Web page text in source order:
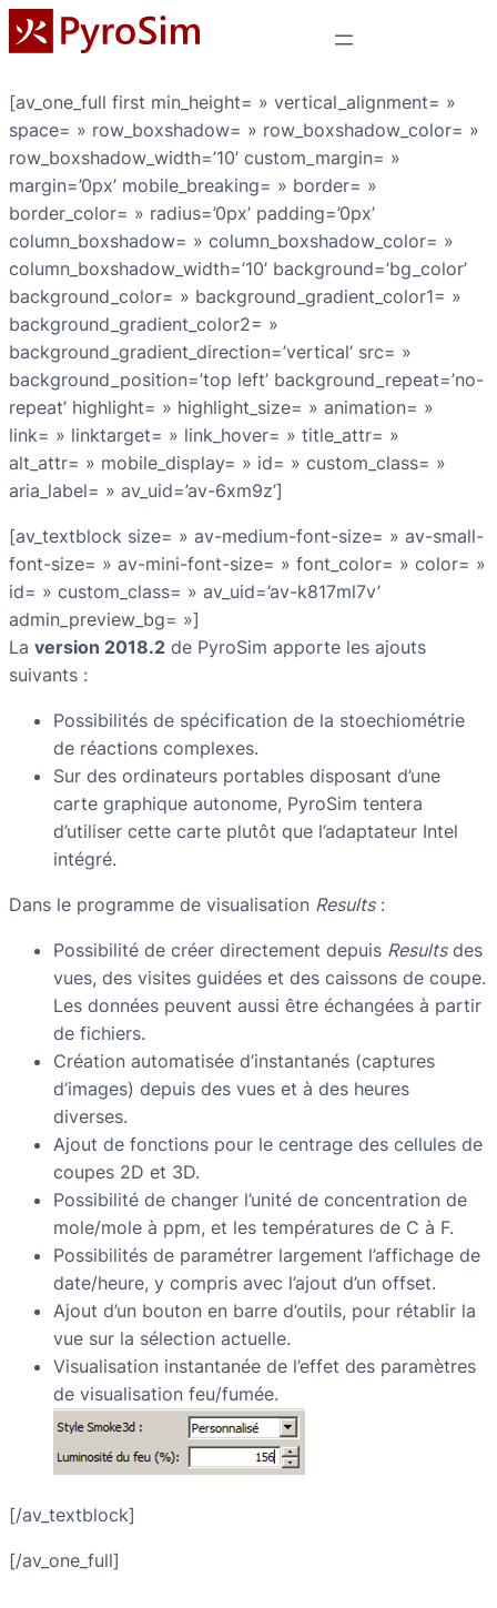
[av_one_full first min_height= » vertical_alignment= »
space= » row_boxshadow= » row_boxshadow_color= »
row_boxshadow_width=’10’ custom_margin= »
margin=’0px’ mobile_breaking= » border= »
border_color= » radius=’0px’ padding=’0px’
column_boxshadow= » column_boxshadow_color= »
column_boxshadow_width=’10’ background=’bg_color’
background_color= » background_gradient_color1= »
background_gradient_color2= »
background_gradient_direction=’vertical’ src= »
background_position=’top left’ background_repeat=’no-
repeat’ highlight= » highlight_size= » animation= »
link= » linktarget= » link_hover= » title_attr= »
alt_attr= » mobile_display= » id= » custom_class= »
aria_label= » av_uid=’av-6xm9z’]
[av_textblock size= » av-medium-font-size= » av-small-
font-size= » av-mini-font-size= » font_color= » color= »
id= » custom_class= » av_uid=’av-k817ml7v’
admin_preview_bg= »]
La version 2018.2 de PyroSim apporte les ajouts
suivants :
Possibilités de spécification de la stoechiométrie
de réactions complexes.
Sur des ordinateurs portables disposant d’une
carte graphique autonome, PyroSim tentera
d’utiliser cette carte plutôt que l’adaptateur Intel
intégré.
Dans le programme de visualisation Results:
Possibilité de créer directement depuis Resultsdes
vues, des visites guidées et des caissons de coupe.
Les données peuvent aussi être échangées à partir
de fichiers.
Création automatisée d’instantanés (captures
d’images) depuis des vues et à des heures
diverses.
Ajout de fonctions pour le centrage des cellules de
coupes 2D et 3D.
Possibilité de changer l’unité de concentration de
mole/mole à ppm, et les températures de C à F.
Possibilités de paramétrer largement l’affichage de
date/heure, y compris avec l’ajout d’un offset.
Ajout d’un bouton en barre d’outils, pour rétablir la
vue sur la sélection actuelle.
Visualisation instantanée de l’effet des paramètres
de visualisation feu/fumée.
[/av_textblock]
[/av_one_full]